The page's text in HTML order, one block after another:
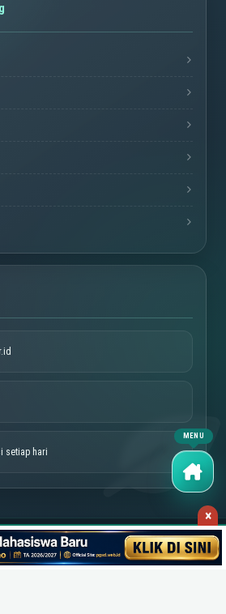
setiap hari
All Rights Reserved.|Designed with
by
Blogger Theme
×